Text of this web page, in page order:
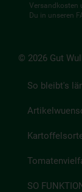
Versandkosten
Du in unseren
© 2026 Gut
So bleibt's
SO